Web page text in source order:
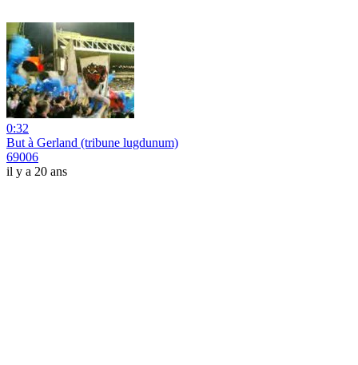
0:32
But à Gerland (tribune lugdunum)
69006
il y a 20 ans